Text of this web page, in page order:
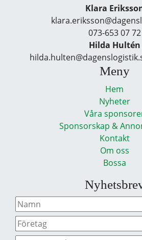
Klara
073-653 07 72
Hilda Hultén
Meny
Hem
Nyheter
Våra
Sponsorskap &
Kontakt
Om oss
Bossa